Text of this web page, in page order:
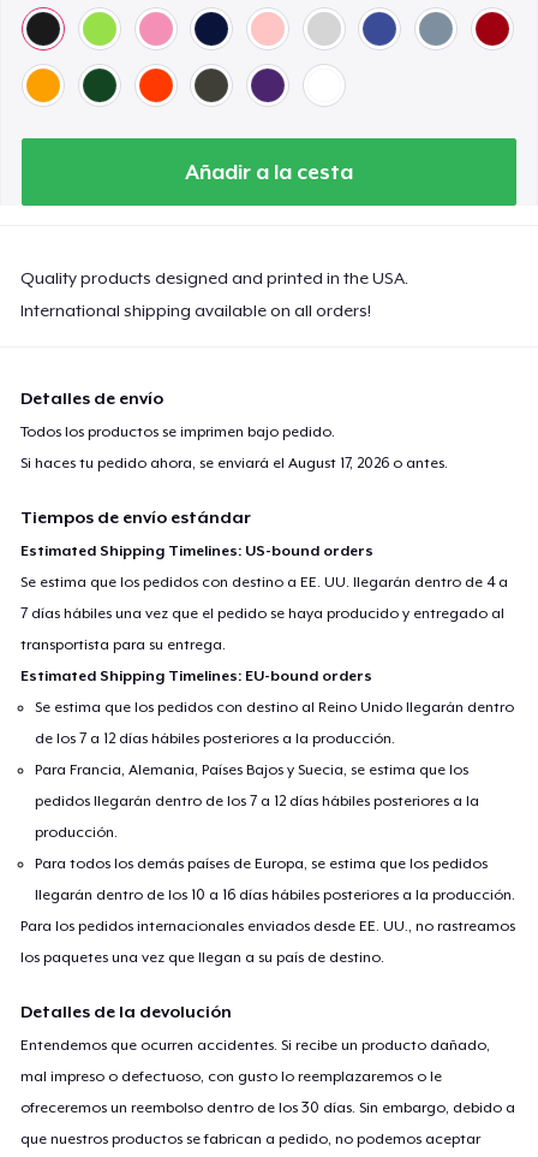
Añadir a la cesta
Quality products designed and printed in the USA.
International shipping available on all orders!
Detalles de envío
Todos los productos se imprimen bajo pedido.
Si haces tu pedido ahora, se enviará elAugust 17, 2026 o antes.
Tiempos de envío estándar
Estimated Shipping Timelines: US-bound orders
Se estima que los pedidos con destino a EE. UU. llegarán dentro de 4 a
7 días hábiles una vez que el pedido se haya producido y entregado al
transportista para su entrega.
Estimated Shipping Timelines: EU-bound orders
Se estima que los pedidos con destino al Reino Unido llegarán dentro
de los 7 a 12 días hábiles posteriores a la producción.
Para Francia, Alemania, Países Bajos y Suecia, se estima que los
pedidos llegarán dentro de los 7 a 12 días hábiles posteriores a la
producción.
Para todos los demás países de Europa, se estima que los pedidos
llegarán dentro de los 10 a 16 días hábiles posteriores a la producción.
Para los pedidos internacionales enviados desde EE. UU., no rastreamos
los paquetes una vez que llegan a su país de destino.
Detalles de la devolución
Entendemos que ocurren accidentes. Si recibe un producto dañado,
mal impreso o defectuoso, con gusto lo reemplazaremos o le
ofreceremos un reembolso dentro de los 30 días. Sin embargo, debido a
que nuestros productos se fabrican a pedido, no podemos aceptar
25,00 US$
Baby Premium Onesie
22,00 US$
Classic Long Sleeve Tee
26,00 US$
22,42 US$